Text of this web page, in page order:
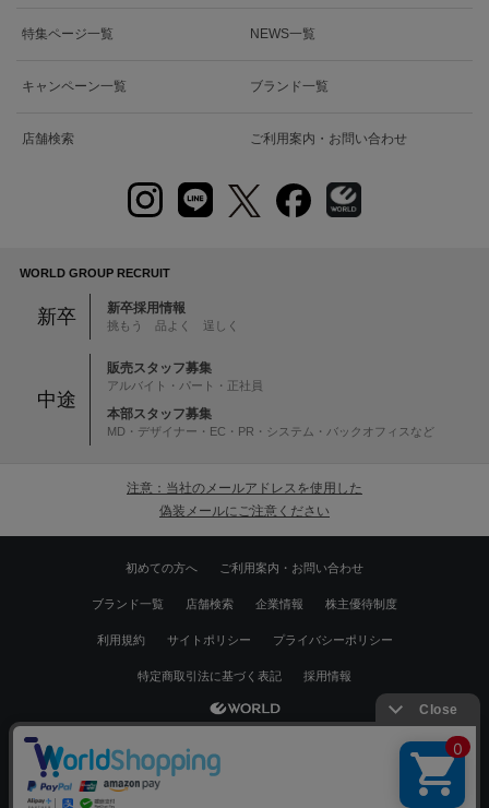
絞り込む
特集ページ一覧 NEWS一覧
キャンペーン一覧 ブランド一覧
店舗検索 ご利用案内・お問い合わせ
WORLD GROUP RECRUIT
新卒 新卒採用情報
挑もう 品よく 逞しく
中途
販売スタッフ募集
アルバイト・パート・正社員
本部スタッフ募集
MD・デザイナー・EC・PR・システム・バックオフィスなど
注意：当社のメールアドレスを使用した
偽装メールにご注意ください
初めての方へ ご利用案内・お問い合わせ
ブランド一覧 店舗検索 企業情報 株主優待制度
利用規約 サイトポリシー プライバシーポリシー
特定商取引法に基づく表記 採用情報